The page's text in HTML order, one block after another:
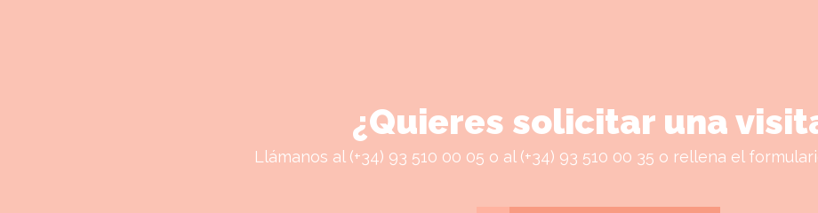
¿Quieres solicitar una
Llámanos al (+34) 93 510 00 05 o al (+34) 93 510 00 35 o rellena el